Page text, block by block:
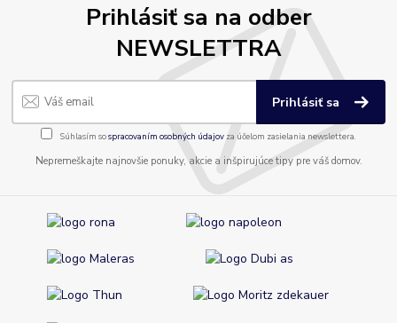
Prihlásiť sa na odber
NEWSLETTRA
Prihlásiť sa
Súhlasím sospracovaním osobných údajov za účelom zasielania newslettera.
Nepremeškajte najnovšie ponuky, akcie a inšpirujúce tipy pre váš domov.